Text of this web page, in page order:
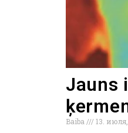
Jauns
Baiba
13. июля,